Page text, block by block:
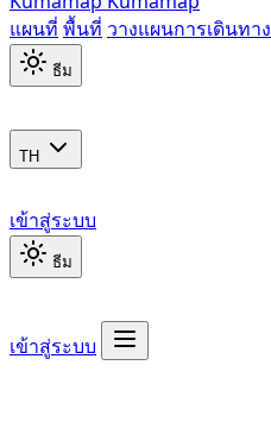
แผนที่ พื้นที่ วางแผนการเดินทาง
ธีม
TH
เข้าสู่ระบบ
ธีม
เข้าสู่ระบบ